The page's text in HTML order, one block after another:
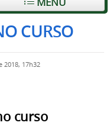
CURSO
2018, 17h32
curso